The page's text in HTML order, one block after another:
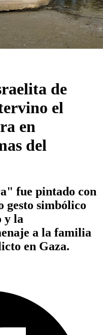
de
el
en
del
fue pintado con
gesto simbólico
y la
a la familia
en Gaza.